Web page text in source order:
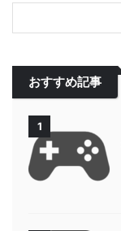
おすすめ記事
1